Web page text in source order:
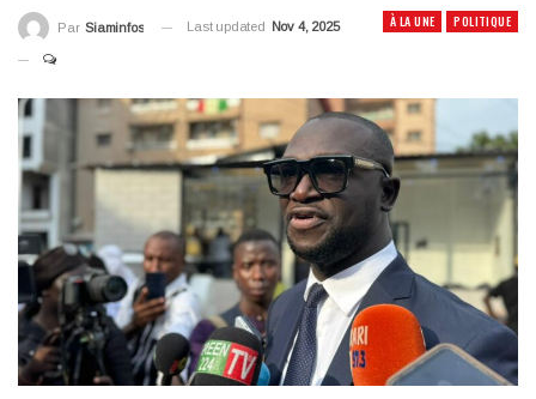
À LA UNE POLITIQUE
Par Siaminfos Last updated Nov 4, 2025